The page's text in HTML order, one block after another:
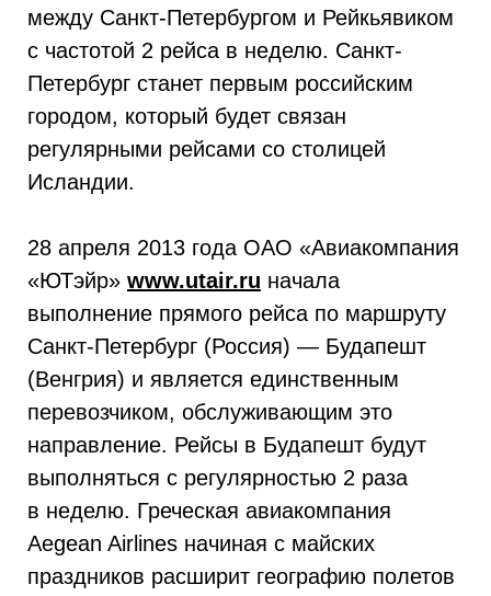
между Санкт-Петербургом и Рейкьявиком
с частотой 2 рейса в неделю. Санкт-
Петербург станет первым российским
городом, который будет связан
регулярными рейсами со столицей
Исландии.
28 апреля 2013 года ОАО «Авиакомпания
«ЮТэйр» www.utair.ru начала
выполнение прямого рейса по маршруту
Санкт-Петербург (Россия) — Будапешт
(Венгрия) и является единственным
перевозчиком, обслуживающим это
направление. Рейсы в Будапешт будут
выполняться с регулярностью 2 раза
в неделю. Греческая авиакомпания
Aegean Airlines начиная с майских
праздников расширит географию полетов